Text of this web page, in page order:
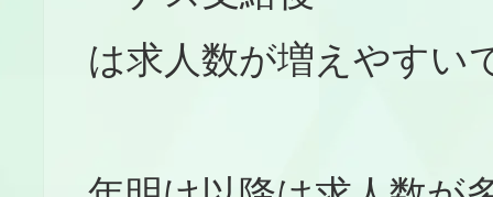
は求人数が増えやすい